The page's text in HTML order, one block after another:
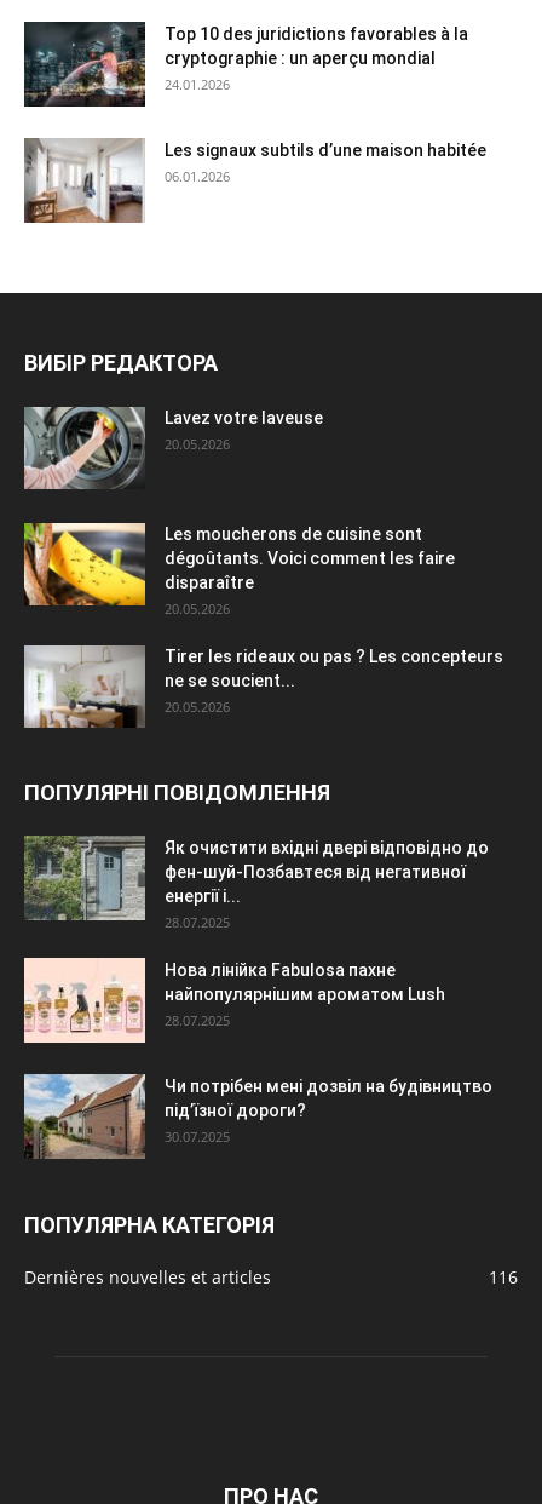
Top 10 des juridictions favorables à la
cryptographie : un aperçu mondial
24.01.2026
Les signaux subtils d’une maison habitée
06.01.2026
ВИБІР РЕДАКТОРА
Lavez votre laveuse
20.05.2026
Les moucherons de cuisine sont
dégoûtants. Voici comment les faire
disparaître
20.05.2026
Tirer les rideaux ou pas ? Les concepteurs
ne se soucient...
20.05.2026
ПОПУЛЯРНІ ПОВІДОМЛЕННЯ
Як очистити вхідні двері відповідно до
фен-шуй-Позбавтеся від негативної
енергії і...
28.07.2025
Нова лінійка Fabulosa пахне
найпопулярнішим ароматом Lush
28.07.2025
Чи потрібен мені дозвіл на будівництво
під’їзної дороги?
30.07.2025
ПОПУЛЯРНА КАТЕГОРІЯ
Dernières nouvelles et articles 116
ПРО НАС